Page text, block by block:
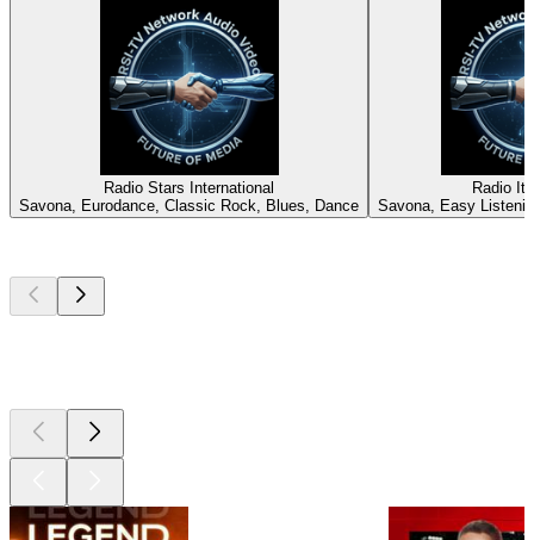
Radio Stars International
Savona, Eurodance, Classic Rock, Blues, Dance
Radio
Savona, Easy